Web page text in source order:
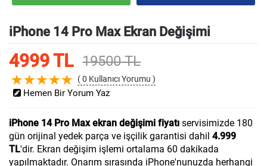
iPhone 14 Pro Max Ekran Değişimi
4999 TL 19500 TL
( 0 Kullanıcı Yorumu )
Hemen Bir Yorum Yaz
iPhone 14 Pro Max ekran değişimi fiyatı servisimizde 180
gün orijinal yedek parça ve işçilik garantisi dahil 4.999
TL'dir. Ekran değişim işlemi ortalama 60 dakikada
yapılmaktadır. Onarım sırasında iPhone'nunuzda herhangi